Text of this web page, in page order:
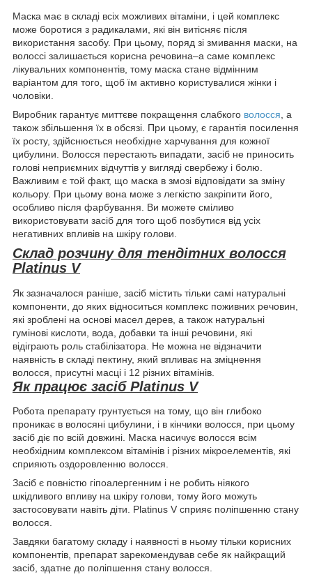
Маска має в складі всіх можливих вітаміни, і цей комплекс
може боротися з радикалами, які він витісняє після
використання засобу. При цьому, поряд зі змивання маски, на
волоссі залишається корисна речовина–а саме комплекс
лікувальних компонентів, тому маска стане відмінним
варіантом для того, щоб їм активно користувалися жінки і
чоловіки.
Виробник гарантує миттєве покращення слабкого волосся , а
також збільшення їх в обсязі. При цьому, є гарантія посилення
їх росту, здійснюється необхідне харчування для кожної
цибулини. Волосся перестають випадати, засіб не приносить
голові неприємних відчуттів у вигляді свербежу і болю.
Важливим є той факт, що маска в змозі відповідати за зміну
кольору. При цьому вона може з легкістю закріпити його,
особливо після фарбування. Ви можете сміливо
використовувати засіб для того щоб позбутися від усіх
негативних впливів на шкіру голови.
Склад розчину для тендітних волосся
Platinus V
Як зазначалося раніше, засіб містить тільки самі натуральні
компоненти, до яких відноситься комплекс поживних речовин,
які зроблені на основі масел дерев, а також натуральні
гумінові кислоти, вода, добавки та інші речовини, які
відіграють роль стабілізатора. Не можна не відзначити
наявність в складі пектину, який впливає на зміцнення
волосся, присутні масці і 12 різних вітамінів.
Як працює засіб Platinus V
Робота препарату грунтується на тому, що він глибоко
проникає в волосяні цибулини, і в кінчики волосся, при цьому
засіб діє по всій довжині. Маска насичує волосся всім
необхідним комплексом вітамінів і різних мікроелементів, які
сприяють оздоровленню волосся.
Засіб є повністю гіпоалергенним і не робить ніякого
шкідливого впливу на шкіру голови, тому його можуть
застосовувати навіть діти. Platinus V сприяє поліпшенню стану
волосся.
Завдяки багатому складу і наявності в ньому тільки корисних
компонентів, препарат зарекомендував себе як найкращий
засіб, здатне до поліпшення стану волосся.